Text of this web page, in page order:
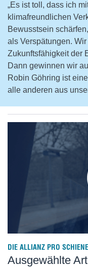
„Es ist toll, dass ich
klimafreundlichen
Bewusstsein
als Verspätungen.
Zukunftsfähigkeit der
Dann gewinnen wir
Robin Göhring ist
alle anderen aus
DIE ALLIANZ PRO
Ausgewählte